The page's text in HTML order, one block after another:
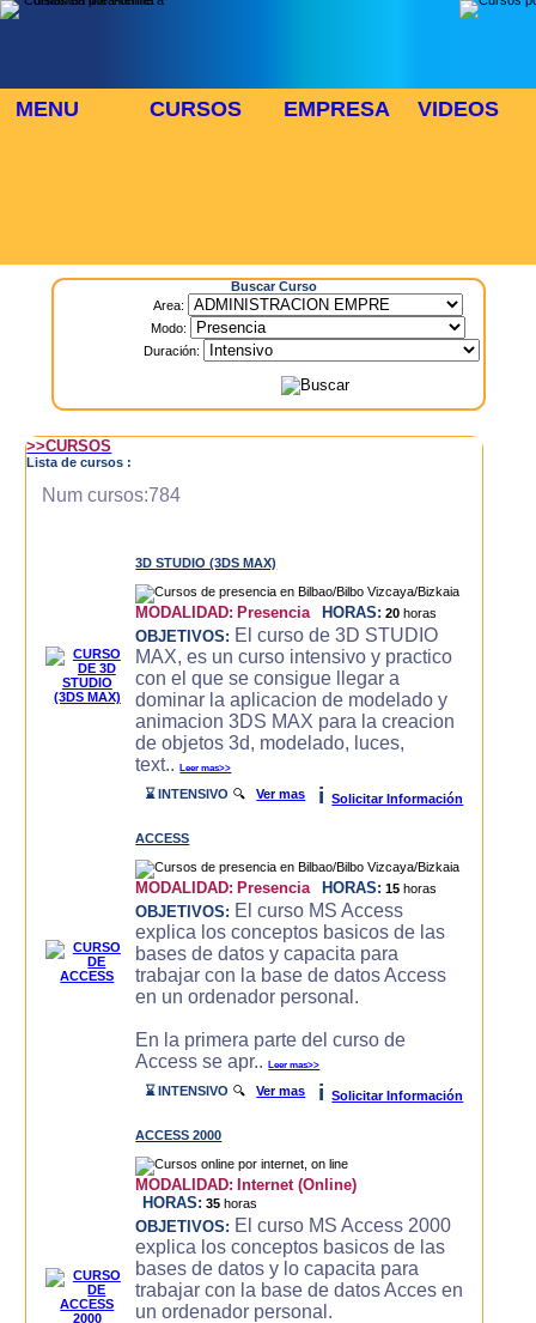
MENU CURSOS EMPRESA VIDEOS
Buscar Curso
Area:
Modo:
Duración:
>>CURSOS
Lista de cursos :
Num cursos:784
3D STUDIO (3DS MAX)
MODALIDAD: Presencia HORAS: 20 horas
OBJETIVOS: El curso de 3D STUDIO
MAX, es un curso intensivo y practico
con el que se consigue llegar a
dominar la aplicacion de modelado y
animacion 3DS MAX para la creacion
de objetos 3d, modelado, luces,
text..Leer mas>>
⌛ INTENSIVO 🔍Ver mas i Solicitar Información
ACCESS
MODALIDAD: Presencia HORAS: 15 horas
OBJETIVOS: El curso MS Access
explica los conceptos basicos de las
bases de datos y capacita para
trabajar con la base de datos Access
en un ordenador personal.
En la primera parte del curso de
Access se apr..Leer mas>>
⌛ INTENSIVO 🔍Ver mas i Solicitar Información
ACCESS 2000
MODALIDAD: Internet (Online)
HORAS: 35 horas
OBJETIVOS: El curso MS Access 2000
explica los conceptos basicos de las
bases de datos y lo capacita para
trabajar con la base de datos Acces en
un ordenador personal.